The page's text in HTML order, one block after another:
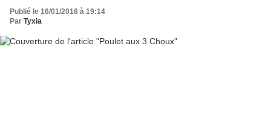
Publié le 16/01/2018 à 19:14
Par Tyxia